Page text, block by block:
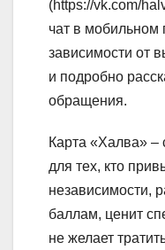
(https://vk.com/
чат в
зависимости от
и подробно
обращения.
Карта «Халва» –
для тех, кто
независимости,
баллам, ценит
не желает